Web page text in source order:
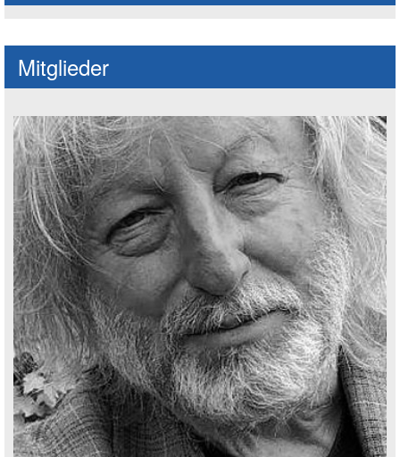
Mitglieder